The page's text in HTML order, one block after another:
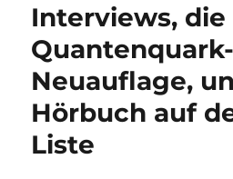
ein
Interviews, die
Quantenquark-
Neuauflage,
Hörbuch auf
Liste